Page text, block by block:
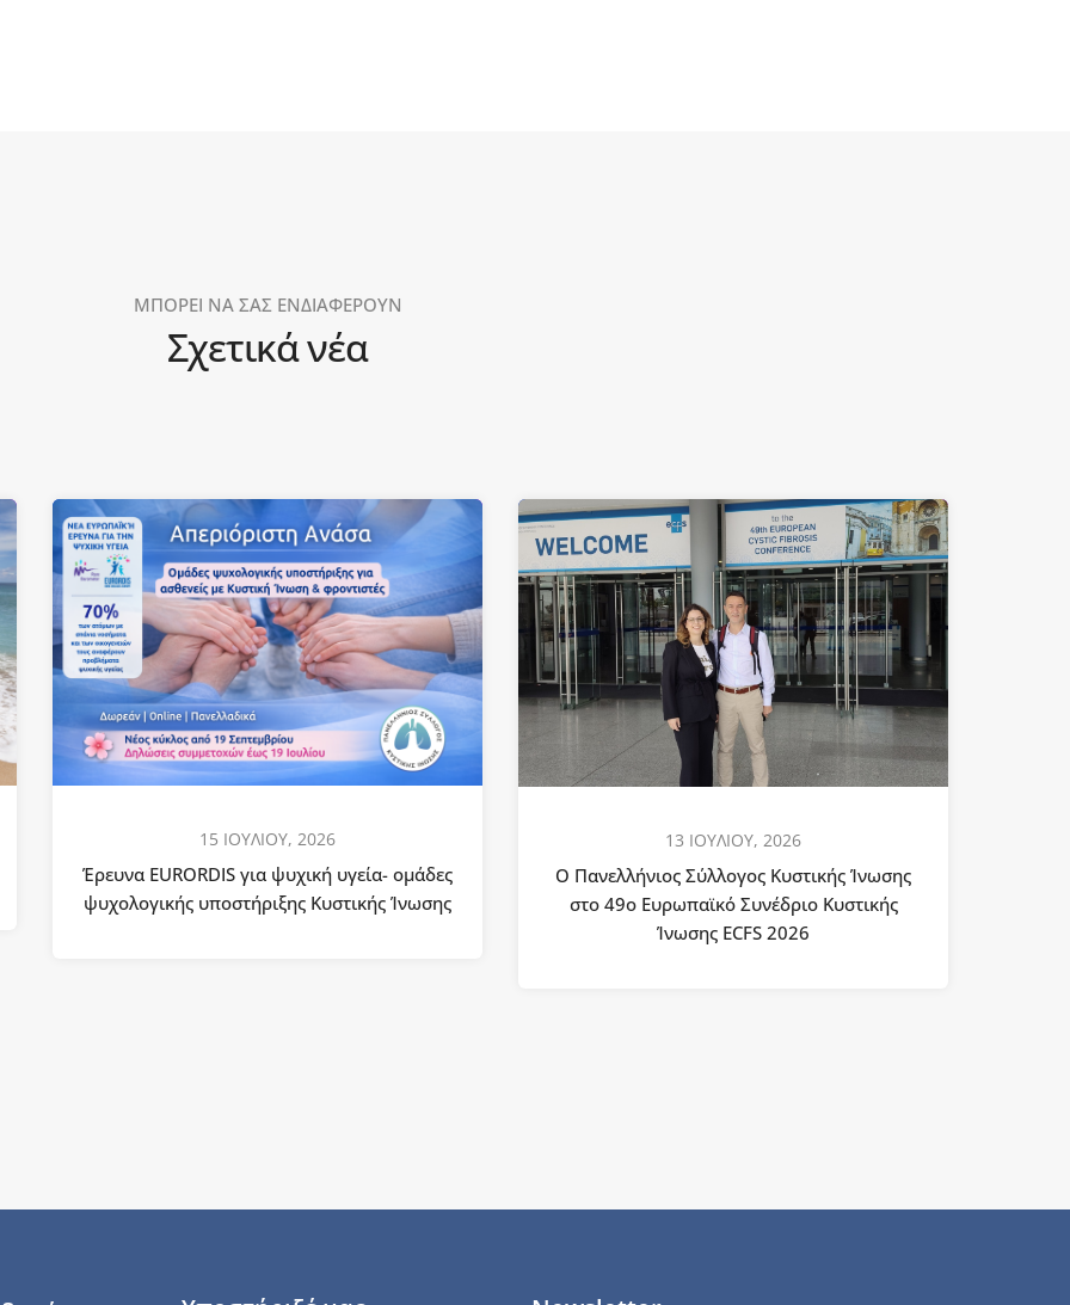
ΜΠΟΡΕΙ ΝΑ ΣΑΣ ΕΝΔΙΑΦΕΡΟΥΝ
Σχετικά νέα
15 ΙΟΥΛΙΟΥ, 2026
Έρευνα EURORDIS για ψυχική υγεία- ομάδες
ψυχολογικής υποστήριξης Κυστικής Ίνωσης
13 ΙΟΥΛΙΟΥ, 2026
Ο Πανελλήνιος Σύλλογος Κυστικής Ίνωσης
στο 49ο Ευρωπαϊκό Συνέδριο Κυστικής
Ίνωσης ECFS 2026